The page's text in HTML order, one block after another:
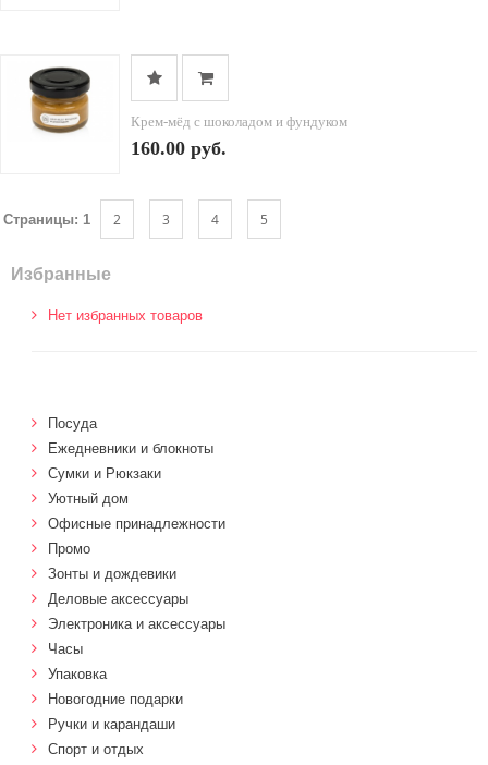
Крем-мёд с шоколадом и фундуком
160.00 руб.
Страницы: 1 2 3 4 5
Избранные
Нет избранных товаров
Посуда
Ежедневники и блокноты
Сумки и Рюкзаки
Уютный дом
Офисные принадлежности
Промо
Зонты и дождевики
Деловые аксессуары
Электроника и аксессуары
Часы
Упаковка
Новогодние подарки
Ручки и карандаши
Спорт и отдых